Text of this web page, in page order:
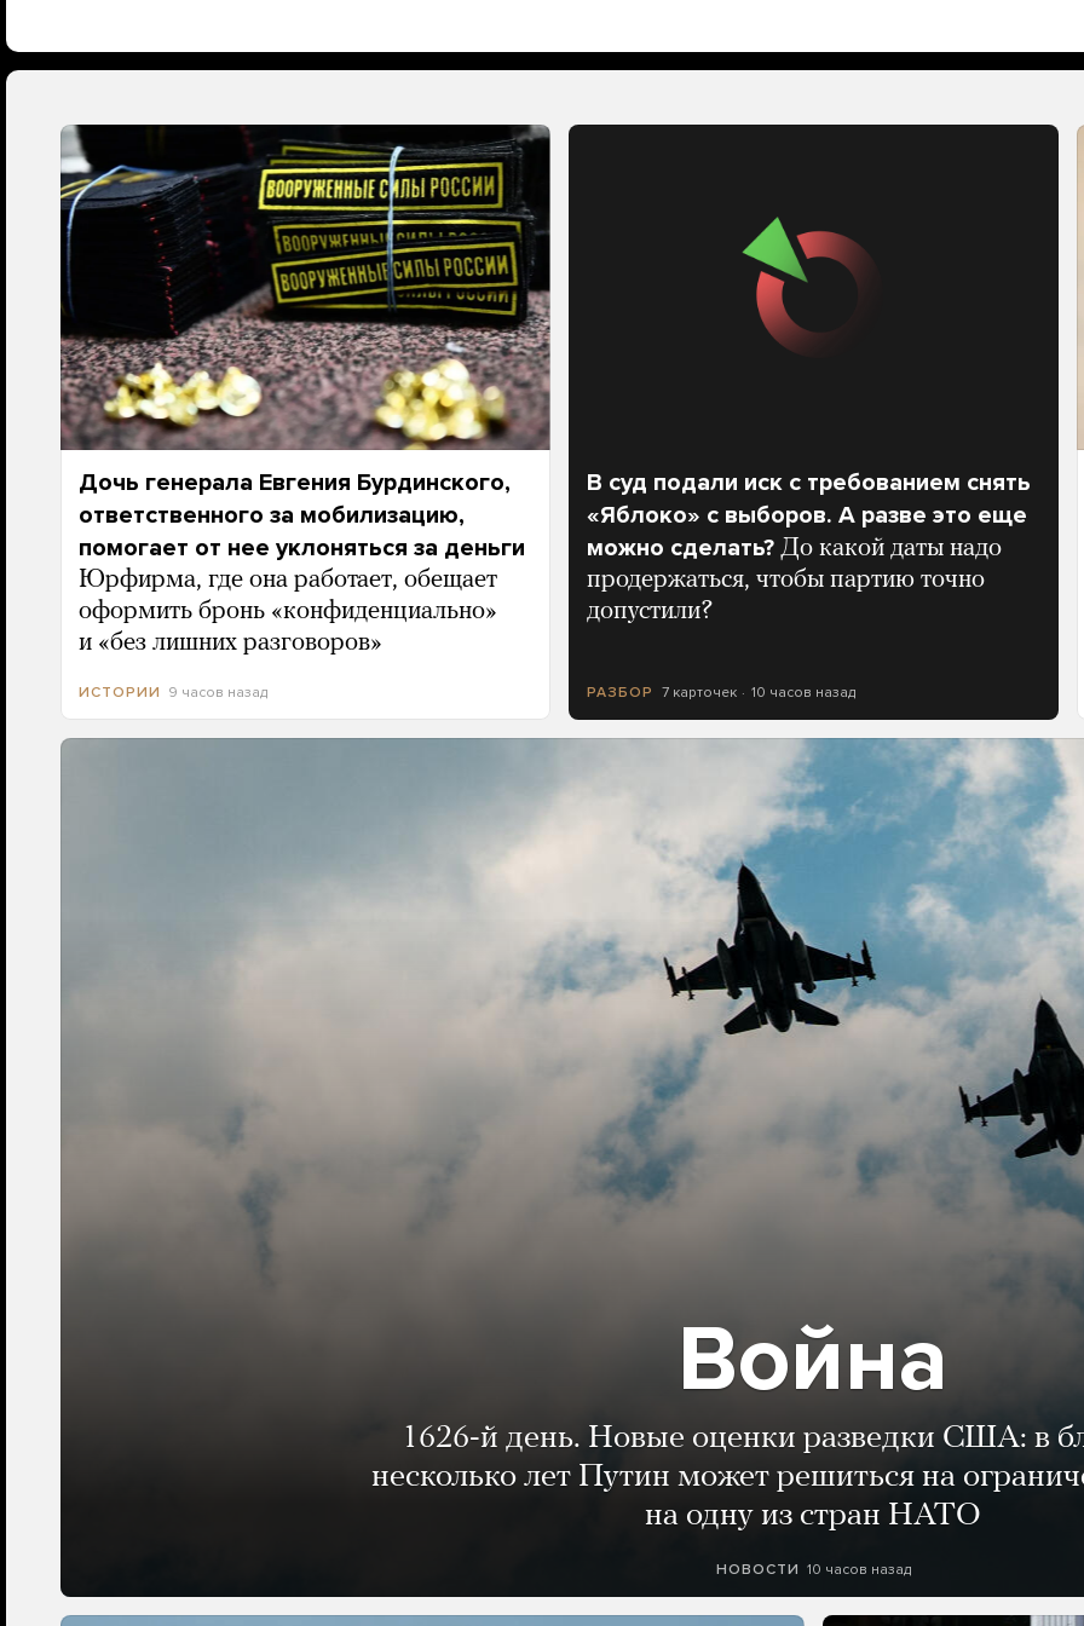
Дочь генерала Евгения Бурдинского,
ответственного за мобилизацию,
помогает от нее уклоняться за деньги
Юрфирма, где она работает, обещает
оформить бронь «конфиденциально»
и «без лишних разговоров»
ИСТОРИИ 9 часов назад
В суд подали иск с требованием снять
«Яблоко» с выборов. А разве это еще
можно сделать? До какой даты надо
продержаться, чтобы партию точно
допустили?
РАЗБОР 7 карточек 10 часов назад
Война
1626-й день. Новые оценки разведки США: в
несколько лет Путин может решиться на
на одну из стран НАТО
НОВОСТИ 10 часов назад